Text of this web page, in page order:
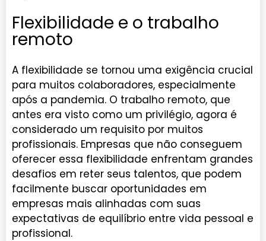
Flexibilidade e o trabalho
remoto
A flexibilidade se tornou uma exigência crucial
para muitos colaboradores, especialmente
após a pandemia. O trabalho remoto, que
antes era visto como um privilégio, agora é
considerado um requisito por muitos
profissionais. Empresas que não conseguem
oferecer essa flexibilidade enfrentam grandes
desafios em reter seus talentos, que podem
facilmente buscar oportunidades em
empresas mais alinhadas com suas
expectativas de equilíbrio entre vida pessoal e
profissional.